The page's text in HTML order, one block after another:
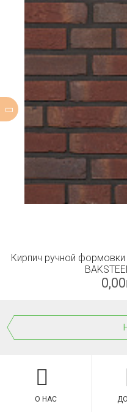
Кирпич ручной формовки
0,00
О НАС